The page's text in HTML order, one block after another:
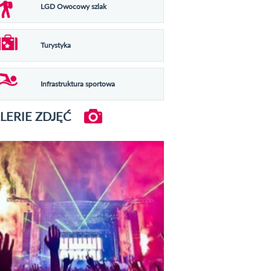
LGD Owocowy szlak
Turystyka
Infrastruktura sportowa
ZDJĘĆ